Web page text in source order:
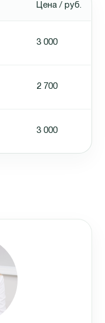
Цена / руб.
3 000
2 700
3 000